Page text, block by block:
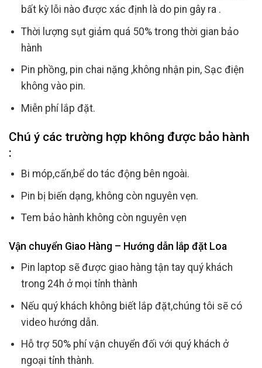
bất kỳ lỗi nào được xác định là do pin gây ra .
Thời lượng sụt giảm quá 50% trong thời gian bảo
hành
Pin phồng, pin chai nặng ,không nhận pin, Sạc điện
không vào pin.
Miễn phí lắp đặt.
Chú ý các trường hợp không được bảo hành
:
Bi móp,cấn,bể do tác động bên ngoài.
Pin bị biến dạng, không còn nguyên vẹn.
Tem bảo hành không còn nguyên vẹn
Vận chuyển Giao Hàng – Hướng dẫn lắp đặt Loa
Pin laptop sẽ được giao hàng tận tay quý khách
trong 24h ở mọi tỉnh thành
Nếu quý khách không biết lắp đặt,chúng tôi sẽ có
video hướng dẫn.
Hỗ trợ 50% phí vận chuyển đối với quý khách ở
ngoại tỉnh thành.